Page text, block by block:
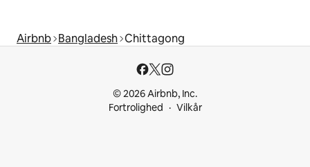
Airbnb Bangladesh Chittagong
© 2026 Airbnb, Inc.
Fortrolighed
Vilkår